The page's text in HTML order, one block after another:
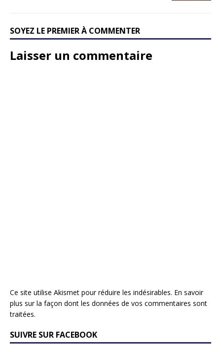
SOYEZ LE PREMIER À COMMENTER
Laisser un commentaire
Ce site utilise Akismet pour réduire les indésirables. En savoir
plus sur la façon dont les données de vos commentaires sont
traitées.
SUIVRE SUR FACEBOOK